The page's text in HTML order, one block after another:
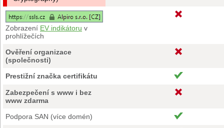
Zobrazení EV indikátoru v
prohlížečích
Ověření organizace
(společnosti)
Prestižní značka certifikátu
Zabezpečení s www i bez
www zdarma
Podpora SAN (více domén)